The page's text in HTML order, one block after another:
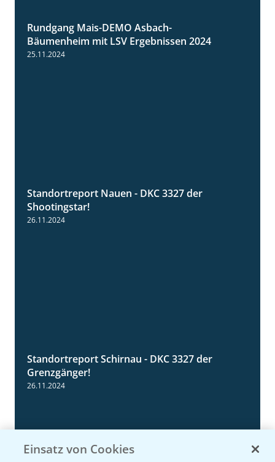
8:38
Rundgang Mais-DEMO Asbach-
Bäumenheim mit LSV Ergebnissen 2024
25.11.2024
Standortreport Nauen - DKC 3327 der
Shootingstar!
26.11.2024
4:19
Standortreport Schirnau - DKC 3327 der
Grenzgänger!
26.11.2024
Einsatz von Cookies